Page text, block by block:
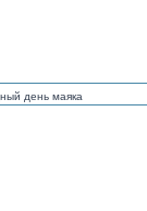
день маяка